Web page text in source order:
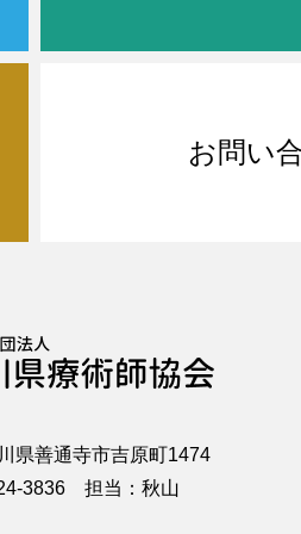
お問い
県善通寺市吉原町1474
3836 担当：秋山